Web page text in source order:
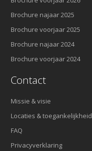
Brochure najaar 2025
Brochure voorjaar 2025
Brochure najaar 2024
Brochure voorjaar 2024
Contact
Missie & visie
Locaties & toegankelijkheid
FAQ
Privacyverklaring